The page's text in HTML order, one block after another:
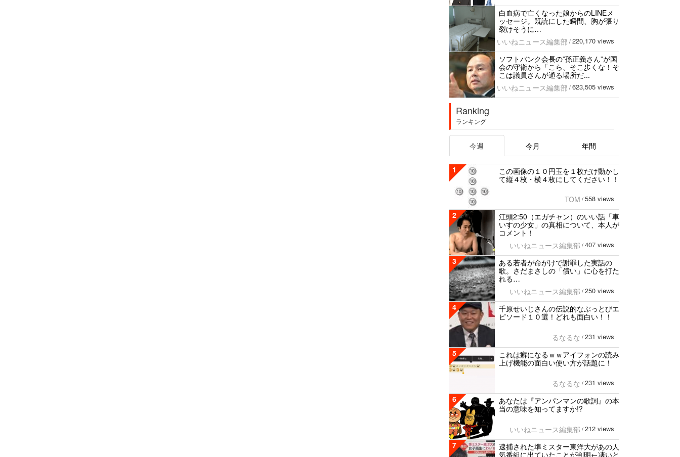
白血病で亡くなった娘からのLINEメ
ッセージ。既読にした瞬間、胸が張り
裂けそうに…
いいねニュース編集部 / 220,170 views
ソフトバンク会長の”孫正義さん”が国
会の守衛から「こら、そこ歩くな！そ
こは議員さんが通る場所だ...
いいねニュース編集部 / 623,505 views
Ranking
ランキング
今週 今月 年間
1
この画像の１０円玉を１枚だけ動かし
て縦４枚・横４枚にしてください！！
TOM / 558 views
2
江頭2:50（エガチャン）のいい話「車
いすの少女」の真相について、本人が
コメント！
いいねニュース編集部 / 407 views
3
ある若者が命がけで謝罪した実話の
歌。さだまさしの「償い」に心を打た
れる…
いいねニュース編集部 / 250 views
4
千原せいじさんの伝説的なぶっとびエ
ピソード１０選！どれも面白い！！
るなるな / 231 views
5
これは癖になるｗｗアイフォンの読み
上げ機能の面白い使い方が話題に！
るなるな / 231 views
6
あなたは『アンパンマンの歌詞』の本
当の意味を知ってますか!?
いいねニュース編集部 / 212 views
7
逮捕された準ミスター東洋大があの人
気番組に出ていたことが判明←凄いと